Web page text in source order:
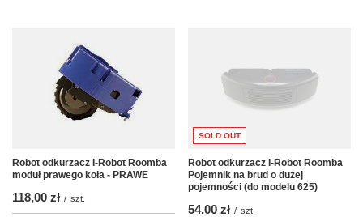
Robot odkurzacz I-Robot Roomba
moduł prawego koła - PRAWE
118,00 zł / szt.
SOLD OUT
Robot odkurzacz I-Robot Roomba
Pojemnik na brud o dużej
pojemności (do modelu 625)
54,00 zł / szt.